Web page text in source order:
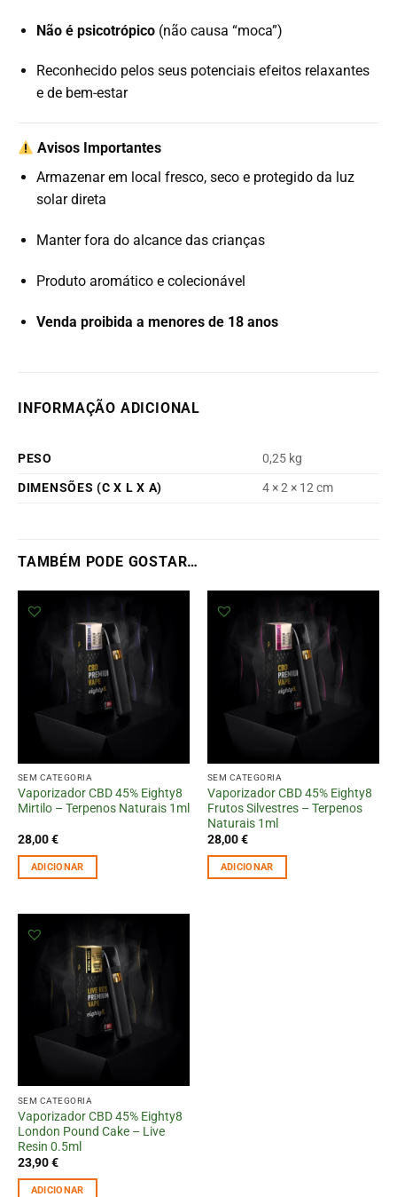
Não é psicotrópico(não causa “moca”)
Reconhecido pelos seus potenciais efeitos relaxantes
e de bem-estar
Avisos Importantes
Armazenar em local fresco, seco e protegido da luz
solar direta
Manter fora do alcance das crianças
Produto aromático e colecionável
Venda proibida a menores de 18 anos
INFORMAÇÃO ADICIONAL
PESO
0,25 kg
DIMENSÕES (C X L X A)
4 × 2 × 12 cm
TAMBÉM PODE GOSTAR…
SEM CATEGORIA
Vaporizador CBD 45% Eighty8
Mirtilo – Terpenos Naturais 1ml
28,00€
ADICIONAR
SEM CATEGORIA
Vaporizador CBD 45% Eighty8
Frutos Silvestres – Terpenos
Naturais 1ml
28,00€
ADICIONAR
SEM CATEGORIA
Vaporizador CBD 45% Eighty8
London Pound Cake – Live
Resin 0.5ml
23,90€
ADICIONAR